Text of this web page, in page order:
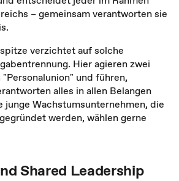
– gemeinsam verantworten sie
verzichtet auf solche
Hier agieren zwei
und führen,
alles in allen Belangen
junge Wachstumsunternehmen, die
werden, wählen gerne
Shared Leadership